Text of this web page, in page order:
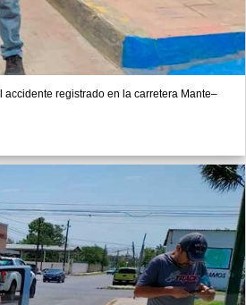
registrado en la carretera Mante–